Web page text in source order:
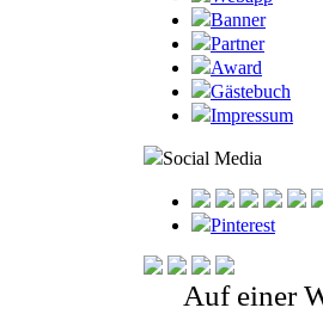
Banner
Partner
Award
Gästebuch
Impressum
Social Media
Pinterest
Auf einer